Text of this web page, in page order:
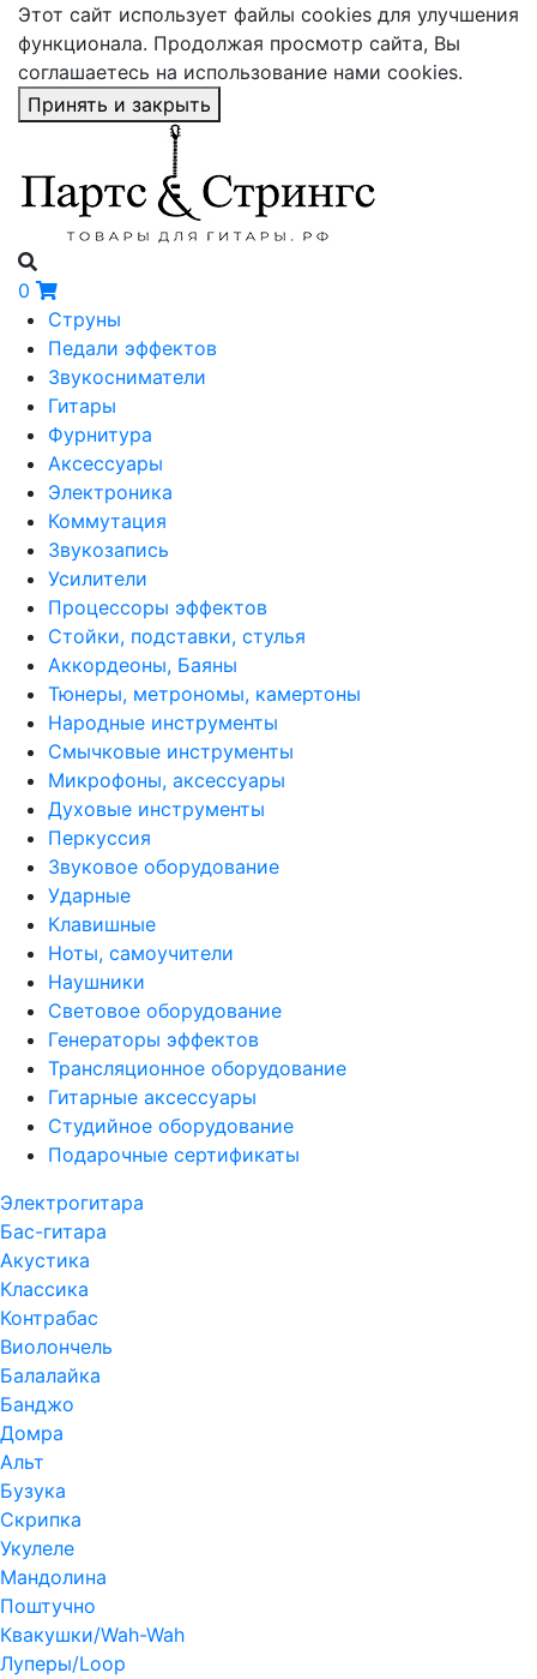
Этот сайт использует файлы cookies для улучшения
функционала. Продолжая просмотр сайта, Вы
соглашаетесь на использование нами cookies.
Принять и закрыть
0
Струны
Педали эффектов
Звукосниматели
Гитары
Фурнитура
Аксессуары
Электроника
Коммутация
Звукозапись
Усилители
Процессоры эффектов
Стойки, подставки, стулья
Аккордеоны, Баяны
Тюнеры, метрономы, камертоны
Народные инструменты
Смычковые инструменты
Микрофоны, аксессуары
Духовые инструменты
Перкуссия
Звуковое оборудование
Ударные
Клавишные
Ноты, самоучители
Наушники
Световое оборудование
Генераторы эффектов
Трансляционное оборудование
Гитарные аксессуары
Студийное оборудование
Подарочные сертификаты
Электрогитара
Бас-гитара
Акустика
Классика
Контрабас
Виолончель
Балалайка
Банджо
Домра
Альт
Бузука
Скрипка
Укулеле
Мандолина
Поштучно
Квакушки/Wah-Wah
Луперы/Loop